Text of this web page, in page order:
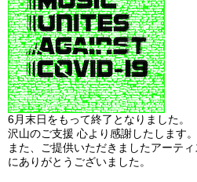
6月末日をもって終了となりました。
沢山のご支援 心より感謝したします。
また、ご提供いただきましたアーテ
にありがとうございました。